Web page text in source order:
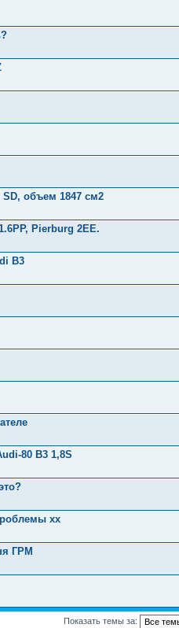
объем 1847 см2
Pierburg 2EE.
B3
80 B3 1,8S
хх
ГРМ
Показать темы за: